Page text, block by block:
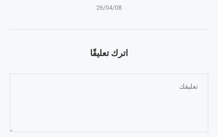
26/04/08
اترك تعليقًا